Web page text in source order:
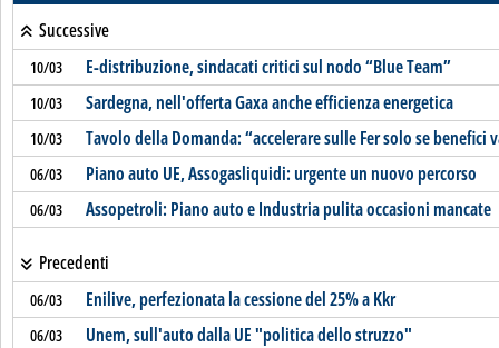
Successive
10/03 E-distribuzione, sindacati critici sul nodo “Blue Team”
10/03 Sardegna, nell'offerta Gaxa anche efficienza energetica
10/03 Tavolo della Domanda: “accelerare sulle Fer solo se benefici
06/03 Piano auto UE, Assogasliquidi: urgente un nuovo percorso
06/03 Assopetroli: Piano auto e Industria pulita occasioni mancate
Precedenti
06/03 Enilive, perfezionata la cessione del 25% a Kkr
06/03 Unem, sull'auto dalla UE "politica dello struzzo"